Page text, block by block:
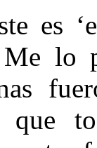
es
lo
que